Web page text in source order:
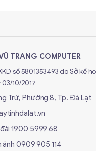
tốt trên cả
dễ dàng lắp đặt mà
Đây là một điểm
cấp hệ thống mà
TRANG COMPUTER
số 5801353493 do Sở kế
10/2017
Trứ, Phường 8, Tp. Đà Lạt
1900 5999 68
ánh 0909 905 114